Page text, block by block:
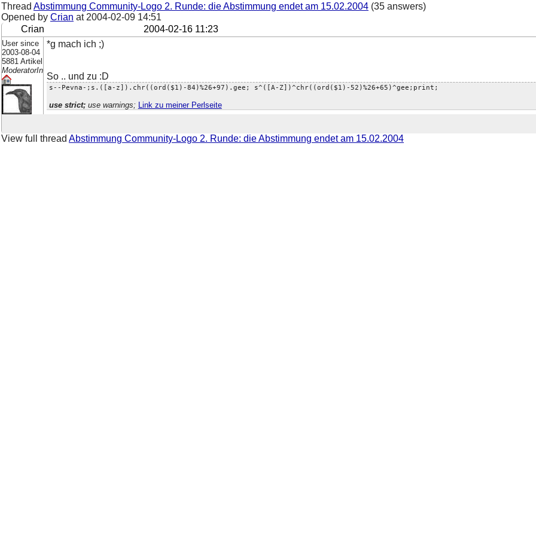
Thread Abstimmung Community-Logo 2. Runde: die Abstimmung endet am 15.02.2004 (35 answers)
Opened by Crian at 2004-02-09 14:51
Crian
2004-02-16 11:23
User since
2003-08-04
5881 Artikel
ModeratorIn
*g mach ich ;)
So .. und zu :D
s--Pevna-;s.([a-z]).chr((ord($1)-84)%26+97).gee; s^([A-Z])^chr((ord($1)-52)%26+65)^gee;print;
use strict;use warnings; Link zu meiner Perlseite
View full thread Abstimmung Community-Logo 2. Runde: die Abstimmung endet am 15.02.2004